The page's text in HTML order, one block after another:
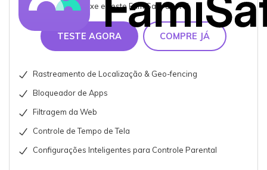
Baixe e Teste FamiSafe agora!
TESTE AGORA COMPRE JÁ
Rastreamento de Localização & Geo-fencing
Bloqueador de Apps
Filtragem da Web
Controle de Tempo de Tela
Configurações Inteligentes para Controle Parental